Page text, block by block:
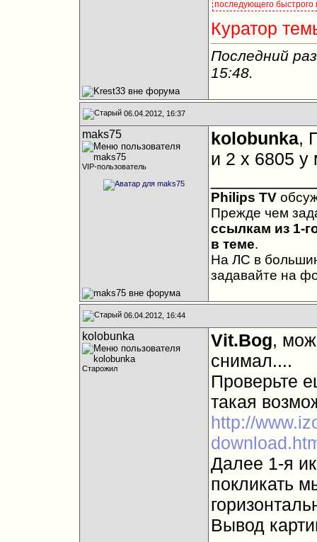
последующего быстрого
Куратор
Последний
15:48.
06.04.2012, 16:37
maks75
VIP-пользователь
kolobunka,
и 2 х 6805
Philips TV
Прежде чем
ссылкам из 1-
в теме.
На ЛС в
задавайте на
06.04.2012, 16:44
kolobunka
Старожил
Vit.Bog,
снимал....
Проверьте
такая
http://
Далее 1-я
покликать
Вывод